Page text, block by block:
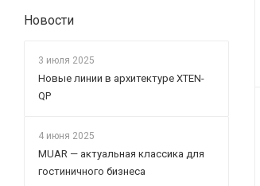
Новости
3 июля 2025
Новые линии в архитектуре XTEN-
QP
4 июня 2025
MUAR — актуальная классика для
гостиничного бизнеса